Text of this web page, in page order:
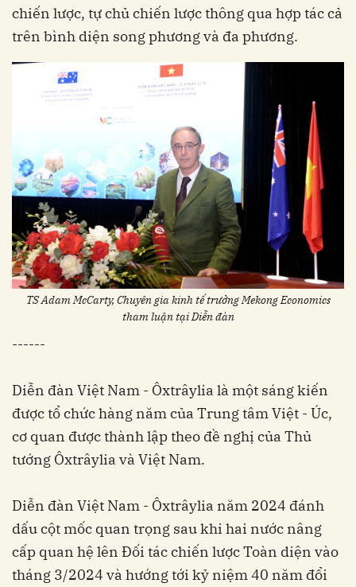
chiến lược, tự chủ chiến lược thông qua hợp tác cả
trên bình diện song phương và đa phương.
TS Adam McCarty, Chuyên gia kinh tế trưởng Mekong Economics
tham luận tại Diễn đàn
------
Diễn đàn Việt Nam - Ôxtrâylia là một sáng kiến
được tổ chức hàng năm của Trung tâm Việt - Úc,
cơ quan được thành lập theo đề nghị của Thủ
tướng Ôxtrâylia và Việt Nam.
Diễn đàn Việt Nam - Ôxtrâylia năm 2024 đánh
dấu cột mốc quan trọng sau khi hai nước nâng
cấp quan hệ lên Đối tác chiến lược Toàn diện vào
tháng 3/2024 và hướng tới kỷ niệm 40 năm đổi